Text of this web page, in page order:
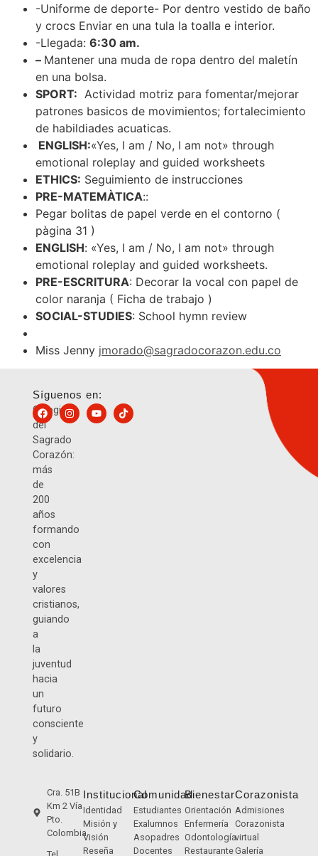
-Uniforme de deporte- Por dentro vestido de baño
y crocs Enviar en una tula la toalla e interior.
-Llegada: 6:30 am.
– Mantener una muda de ropa dentro del maletín
en una bolsa.
SPORT: Actividad motriz para fomentar/mejorar
patrones basicos de movimientos; fortalecimiento
de habildiades acuaticas.
ENGLISH:«Yes, I am / No, I am not» through
emotional roleplay and guided worksheets
ETHICS: Seguimiento de instrucciones
PRE-MATEMÀTICA::
Pegar bolitas de papel verde en el contorno (
pàgina 31 )
ENGLISH: «Yes, I am / No, I am not» through
emotional roleplay and guided worksheets.
PRE-ESCRITURA: Decorar la vocal con papel de
color naranja ( Ficha de trabajo )
SOCIAL-STUDIES: School hymn review
Miss Jenny jmorado@sagradocorazon.edu.co
Colegio
del
Sagrado
Corazón:
más
de
200
años
formando
con
excelencia
y
valores
cristianos,
guiando
a
la
juventud
hacia
un
futuro
consciente
y
solidario.
Síguenos en:
Cra. 51B
Km 2 Vía
Pto.
Colombia
Institucional
Identidad
Misión y
Visión
Reseña
Comunidad
Estudiantes
Exalumnos
Asopadres
Docentes
Bienestar
Orientación
Enfermería
Odontología
Restaurante
Corazonista
Admisiones
Corazonista
virtual
Galería